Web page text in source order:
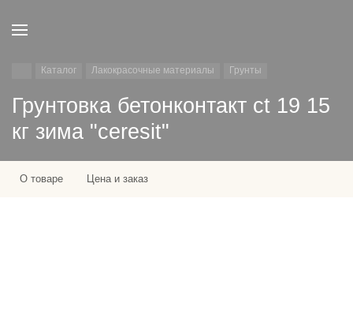
Каталог Лакокрасочные материалы Грунты
Грунтовка бетонконтакт ct 19 15
кг зима "ceresit"
О товаре Цена и заказ